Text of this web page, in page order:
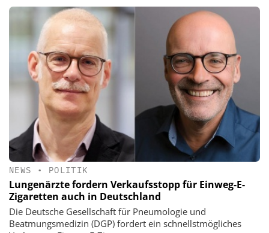
NEWS • POLITIK
Lungenärzte fordern Verkaufsstopp für Einweg-E-
Zigaretten auch in Deutschland
Die Deutsche Gesellschaft für Pneumologie und
Beatmungsmedizin (DGP) fordert ein schnellstmögliches